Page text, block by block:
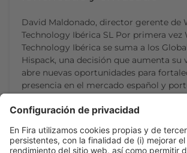
David Maldonado, director gerente de
Technology Ibérica SL Por primera vez
Technology Ibérica se suma a los
Hispack, una decisión que aumenta su
abre nuevas oportunidades para
presencia en el mercado español y
sobre el sector de líneas de envasado y
de…